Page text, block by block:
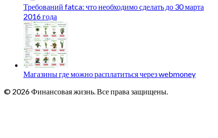
Требований fatca: что необходимо сделать до 30 марта
2016 года
Магазины где можно расплатиться через webmoney
© 2026 Финансовая жизнь. Все права защищены.